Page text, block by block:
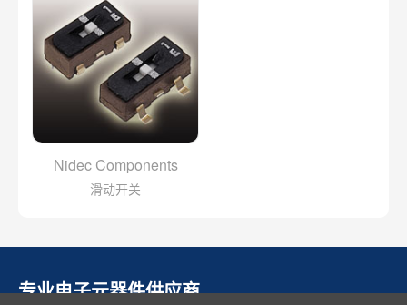
Nidec Components
滑动开关
专业电子元器件供应商